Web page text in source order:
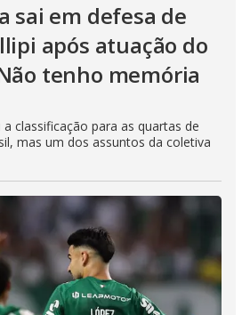
sai em defesa de
após atuação do
tenho memória
classificação para as quartas de
mas um dos assuntos da coletiva